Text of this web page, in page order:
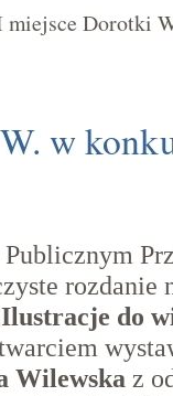
Dorotki
w
rozdanie
do
Wilewska z